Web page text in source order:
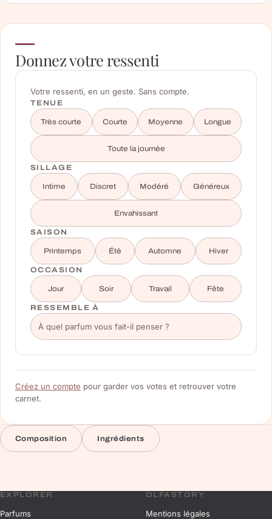
Donnez votre ressenti
Votre ressenti, en un geste. Sans compte.
TENUE
Très courte Courte Moyenne Longue
Toute la journée
SILLAGE
Intime Discret Modéré Généreux
Envahissant
SAISON
Printemps Été Automne Hiver
OCCASION
Jour Soir Travail Fête
RESSEMBLE À
Créez un compte pour garder vos votes et retrouver votre
carnet.
Composition Ingrédients
EXPLORER
Parfums
OLFASTORY
Mentions légales